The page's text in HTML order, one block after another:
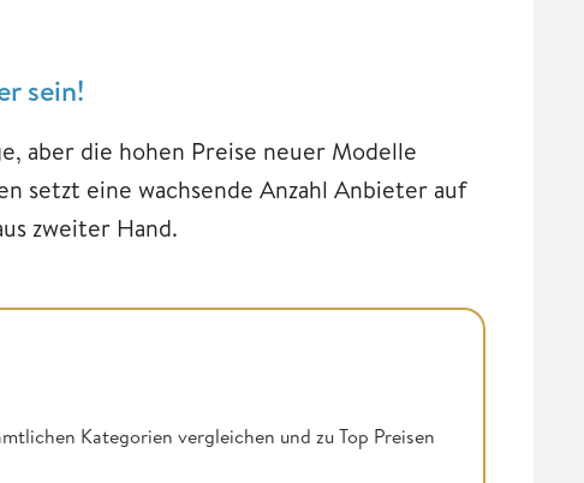
sein!
aber die hohen Preise neuer Modelle
setzt eine wachsende Anzahl Anbieter auf
zweiter Hand.
Kategorien vergleichen und zu Top Preisen